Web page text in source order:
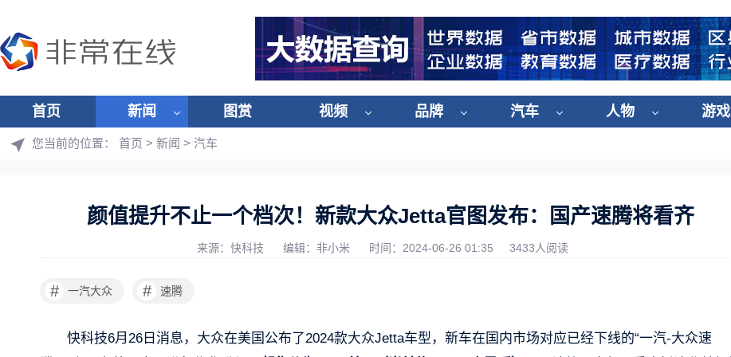
首页 新闻 图赏 视频 品牌 汽车 人物 游戏
您当前的位置： 首页 > 新闻 > 汽车
颜值提升不止一个档次！新款大众Jetta官图发布：国产速腾将看齐
来源：快科技 编辑：非小米 时间：2024-06-26 01:35 3433人阅读
# 一汽大众 # 速腾
快科技6月26日消息，大众在美国公布了2024款大众Jetta车型，新车在国内市场对应已经下线的“一汽-大众速